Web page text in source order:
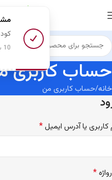
حساب کاربری
خانه حساب کاربری من
کاربری یا آدرس ایمیل*
*
10 ساعت پیش